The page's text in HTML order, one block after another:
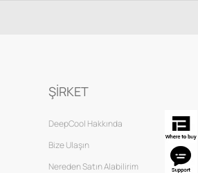
ŞİRKET
DeepCool Hakkında
Bize Ulaşın
Nereden Satın Alabilirim